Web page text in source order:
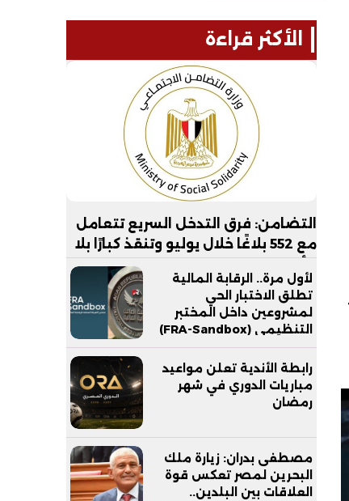
الأكثر قراءة
التضامن: فرق التدخل السريع تتعامل
مع 552 بلاغًا خلال يوليو وتنقذ كبارًا بلا
لأول مرة.. الرقابة المالية
تطلق الاختبار الحي
لمشروعين داخل المختبر
التنظيمي (FRA-Sandbox)
رابطة الأندية تعلن مواعيد
مباريات الدوري في شهر
رمضان
مصطفى بدران: زيارة ملك
البحرين لمصر تعكس قوة
العلاقات بين البلدين..